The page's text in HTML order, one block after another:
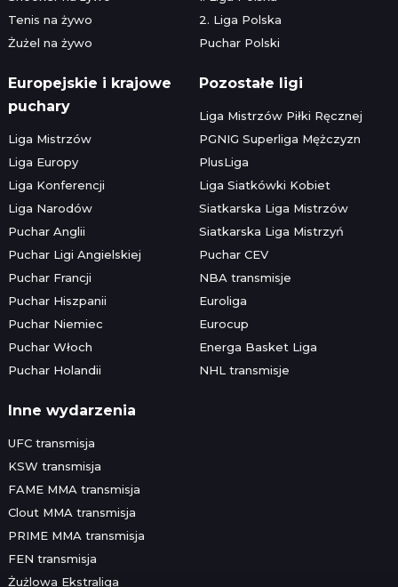
Tenis na żywo
Żużel na żywo
2. Liga Polska
Puchar Polski
Europejskie i krajowe
puchary
Liga Mistrzów
Liga Europy
Liga Konferencji
Liga Narodów
Puchar Anglii
Puchar Ligi Angielskiej
Puchar Francji
Puchar Hiszpanii
Puchar Niemiec
Puchar Włoch
Puchar Holandii
Pozostałe ligi
Liga Mistrzów Piłki Ręcznej
PGNIG Superliga Mężczyzn
PlusLiga
Liga Siatkówki Kobiet
Siatkarska Liga Mistrzów
Siatkarska Liga Mistrzyń
Puchar CEV
NBA transmisje
Euroliga
Eurocup
Energa Basket Liga
NHL transmisje
Inne wydarzenia
UFC transmisja
KSW transmisja
FAME MMA transmisja
Clout MMA transmisja
PRIME MMA transmisja
FEN transmisja
Żużlowa Ekstraliga